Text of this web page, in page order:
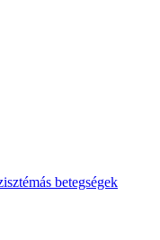
betegségek